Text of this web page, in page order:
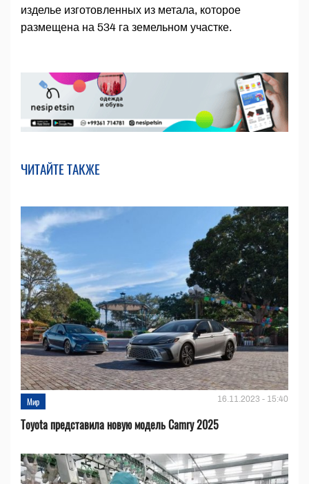
изделье изготовленных из метала, которое
размещена на 534 га земельном участке.
ЧИТАЙТЕ ТАКЖЕ
Мир 16.11.2023 - 15:40
Toyota представила новую модель Camry 2025